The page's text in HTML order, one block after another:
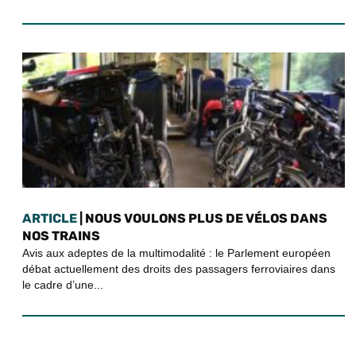
ARTICLE | NOUS VOULONS PLUS DE VÉLOS DANS
NOS TRAINS
Avis aux adeptes de la multimodalité : le Parlement européen
débat actuellement des droits des passagers ferroviaires dans
le cadre d’une...